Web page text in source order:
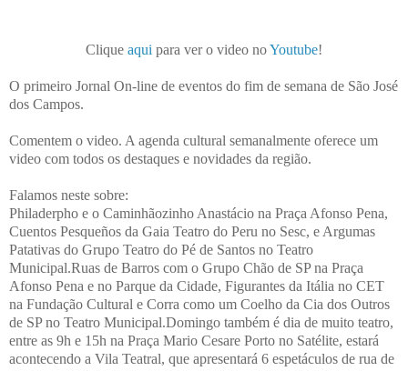
Clique aqui para ver o video noYoutube!
O primeiro Jornal On-line de eventos do fim de semana de São José
dos Campos.
Comentem o video. A agenda cultural semanalmente oferece um
video com todos os destaques e novidades da região.
Falamos neste sobre:
Philaderpho e o Caminhãozinho Anastácio na Praça Afonso Pena,
Cuentos Pesqueños da Gaia Teatro do Peru no Sesc, e Argumas
Patativas do Grupo Teatro do Pé de Santos no Teatro
Municipal.Ruas de Barros com o Grupo Chão de SP na Praça
Afonso Pena e no Parque da Cidade, Figurantes da Itália no CET
na Fundação Cultural e Corra como um Coelho da Cia dos Outros
de SP no Teatro Municipal.Domingo também é dia de muito teatro,
entre as 9h e 15h na Praça Mario Cesare Porto no Satélite, estará
acontecendo a Vila Teatral, que apresentará 6 espetáculos de rua de